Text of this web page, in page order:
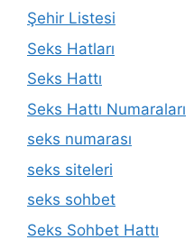
Şehir Listesi
Seks Hatları
Seks Hattı
Seks Hattı Numaraları
seks numarası
seks siteleri
seks sohbet
Seks Sohbet Hattı